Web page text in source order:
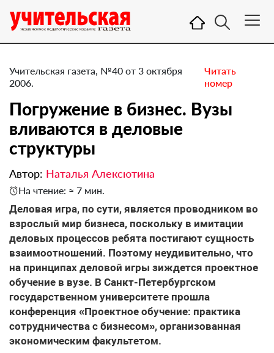
Учительская газета, №40 от 3 октября
2006.
Читать
номер
Погружение в бизнес. Вузы
вливаются в деловые
структуры
Автор: Наталья Алексютина
На чтение: ≈ 7 мин.
Деловая игра, по сути, является проводником во
взрослый мир бизнеса, поскольку в имитации
деловых процессов ребята постигают сущность
взаимоотношений. Поэтому неудивительно, что
на принципах деловой игры зиждется проектное
обучение в вузе. В Санкт-Петербургском
государственном университете прошла
конференция «Проектное обучение: практика
сотрудничества с бизнесом», организованная
экономическим факультетом.